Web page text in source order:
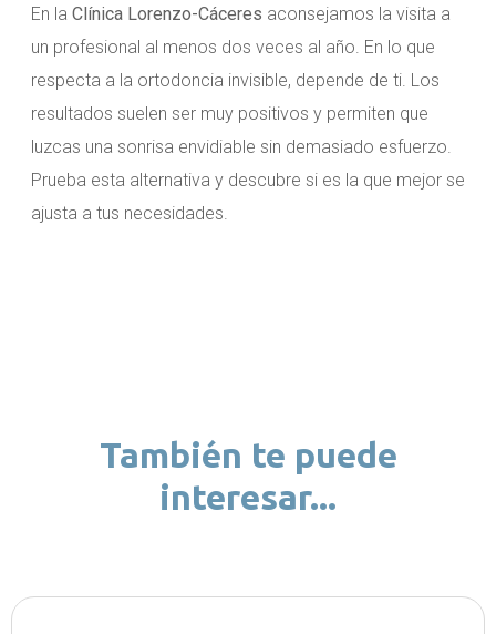
En la Clínica Lorenzo-Cáceres aconsejamos la visita a
un profesional al menos dos veces al año. En lo que
respecta a la ortodoncia invisible, depende de ti. Los
resultados suelen ser muy positivos y permiten que
luzcas una sonrisa envidiable sin demasiado esfuerzo.
Prueba esta alternativa y descubre si es la que mejor se
ajusta a tus necesidades.
También te puede
interesar...